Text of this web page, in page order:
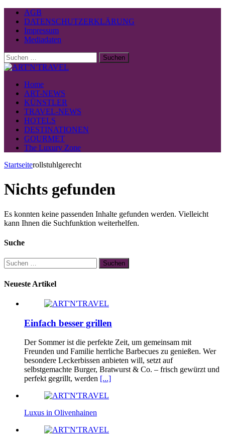
AGB
DATENSCHUTZERKLÄRUNG
Impressum
Mediadaten
Suchen
nach:
Home
ART-NEWS
KÜNSTLER
TRAVEL-NEWS
HOTELS
DESTINATIONEN
GOURMET
The Luxury Zone
Startseiterollstuhlgerecht
Nichts gefunden
Es konnten keine passenden Inhalte gefunden werden. Vielleicht
kann Ihnen die Suchfunktion weiterhelfen.
Suche
Suchen
nach:
Neueste Artikel
Einfach besser grillen
Der Sommer ist die perfekte Zeit, um gemeinsam mit
Freunden und Familie herrliche Barbecues zu genießen. Wer
besondere Leckerbissen anbieten will, setzt auf
selbstgemachte Burger, Bratwurst & Co. – frisch gewürzt und
perfekt gegrillt, werden [...]
Luxus in Olivenhainen